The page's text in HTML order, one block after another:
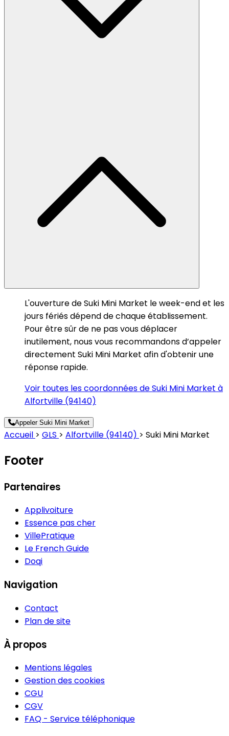
L'ouverture de Suki Mini Market le week-end et les
jours fériés dépend de chaque établissement.
Pour être sûr de ne pas vous déplacer
inutilement, nous vous recommandons d’appeler
directement Suki Mini Market afin d'obtenir une
réponse rapide.
Voir toutes les coordonnées de Suki Mini Market à
Alfortville (94140)
Appeler Suki Mini Market
Accueil > GLS > Alfortville (94140) > Suki Mini Market
Footer
Partenaires
Applivoiture
Essence pas cher
VillePratique
Le French Guide
Doqi
Navigation
Contact
Plan de site
À propos
Mentions légales
Gestion des cookies
CGU
CGV
FAQ - Service téléphonique